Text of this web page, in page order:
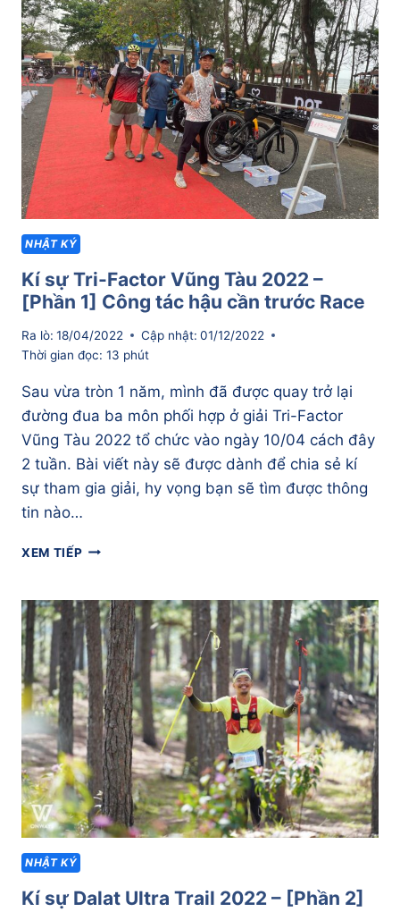
VŨNG
TÀU
2022
–
[PHẦN
RACE
VUI
NHẬT KÝ
Kí sự Tri-Factor Vũng Tàu 2022 –
[Phần 1] Công tác hậu cần trước Race
Ra lò: 18/04/2022 Cập nhật: 01/12/2022
Thời gian đọc: 13 phút
Sau vừa tròn 1 năm, mình đã được quay trở lại
đường đua ba môn phối hợp ở giải Tri-Factor
Vũng Tàu 2022 tổ chức vào ngày 10/04 cách đây
2 tuần. Bài viết này sẽ được dành để chia sẻ kí
sự tham gia giải, hy vọng bạn sẽ tìm được thông
tin nào…
XEM TIẾPKÍ
FACTOR
VŨNG
TÀU
2022
–
[PHẦN
1]
CÔNG
TÁC
HẬU
CẦN
TRƯỚC
NHẬT KÝ
Kí sự Dalat Ultra Trail 2022 – [Phần 2]